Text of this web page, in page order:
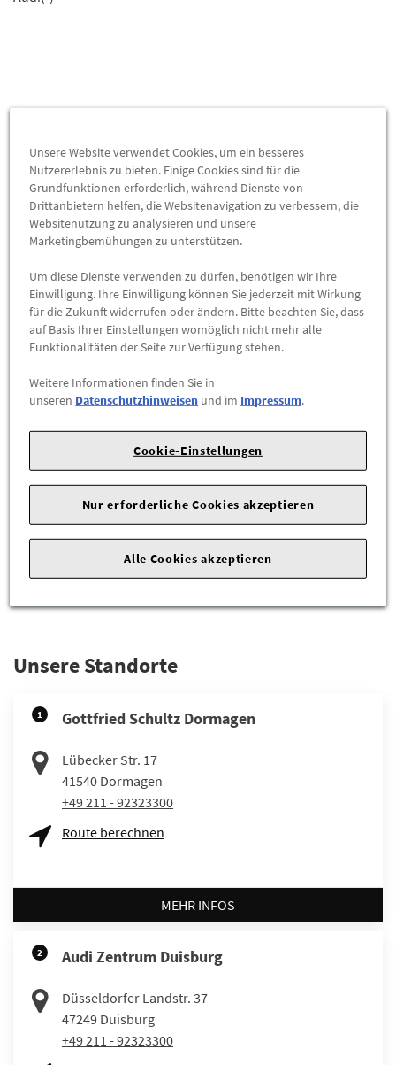
Wird auch oft von Kunden gekauft
Allwetterfußmatten VW ID3 vorne und
hinten, titanschwarz, Linkslenker
98,90 €
Unsere Standorte
1 Gottfried Schultz Dormagen
Lübecker Str. 17
41540 Dormagen
+49 211 - 92323300
Route berechnen
MEHR INFOS
2 Audi Zentrum Duisburg
Düsseldorfer Landstr. 37
47249 Duisburg
+49 211 - 92323300
Unsere Website verwendet Cookies, um ein besseres
Nutzererlebnis zu bieten. Einige Cookies sind für die
Grundfunktionen erforderlich, während Dienste von
Drittanbietern helfen, die Websitenavigation zu verbessern, die
Websitenutzung zu analysieren und unsere
Marketingbemühungen zu unterstützen.
Um diese Dienste verwenden zu dürfen, benötigen wir Ihre
Einwilligung. Ihre Einwilligung können Sie jederzeit mit Wirkung
für die Zukunft widerrufen oder ändern. Bitte beachten Sie, dass
auf Basis Ihrer Einstellungen womöglich nicht mehr alle
Funktionalitäten der Seite zur Verfügung stehen.
Weitere Informationen finden Sie in
unseren Datenschutzhinweisen und im Impressum.
Cookie-Einstellungen
Nur erforderliche Cookies akzeptieren
Alle Cookies akzeptieren